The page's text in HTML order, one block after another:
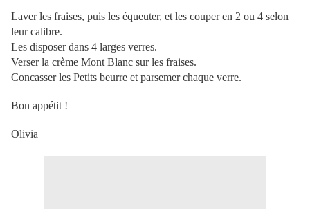
Laver les fraises, puis les équeuter, et les couper en 2 ou 4 selon
leur calibre.
Les disposer dans 4 larges verres.
Verser la crème Mont Blanc sur les fraises.
Concasser les Petits beurre et parsemer chaque verre.
Bon appétit !
Olivia